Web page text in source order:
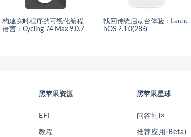
构建实时程序的可视化编程
语言：Cycling 74 Max 9.0.7
找回传统启动台体验：Launc
hOS 2.1.0(288)
黑苹果资源
EFI
教程
黑苹果星球
问答社区
推荐应用(Beta)